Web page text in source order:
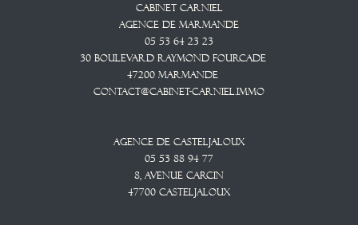
Cabinet CARNIEL
Agence De Marmande
05 53 64 23 23
30 Boulevard Raymond Fourcade
47200
Marmande
contact@cabinet-carniel.immo
Agence De Casteljaloux
05 53 88 94 77
8, Avenue CARCIN
47700
CASTELJALOUX